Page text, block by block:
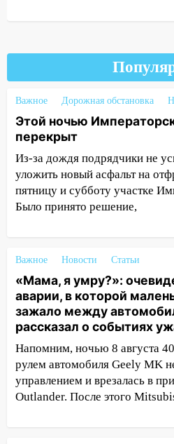
Губернатор
выразил
трагедией в
12:53 Число погибших
выросло до 13
ребенок
12:46 Масштабные
Ульяновской области
искать пропавшего
Стало известно о
девочки, которую
автомобилем и
«пьяного» ДТП на
11:29 Сергей Клопков
начальником
административно-
контроля
11:12 В Ульяновской
Важное Дорожная обстановка
Этой ночью
перекрыт
Из-за дождя подрядчики не
уложить новый асфальт на
пятницу и субботу участке
Было принято решение,
Важное Новости Статьи
«Мама, я умру?»:
аварии, в которой
зажало между
рассказал о событиях
Напомним, ночью 8 августа
рулем автомобиля Geely MK
управлением и врезалась в
Outlander. После этого